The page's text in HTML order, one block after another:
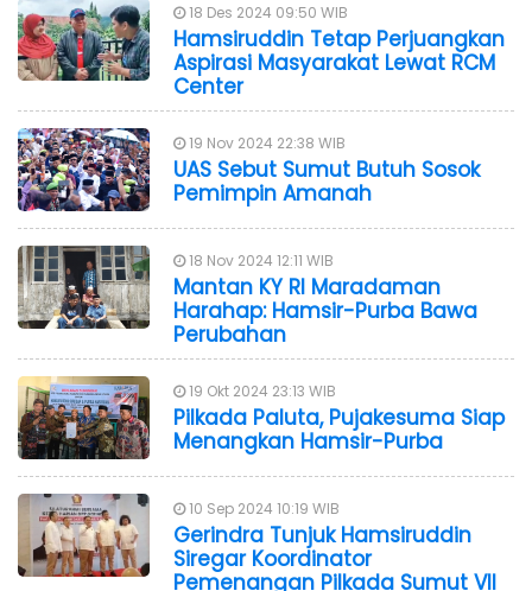
18 Des 2024 09:50 WIB
Hamsiruddin Tetap Perjuangkan
Aspirasi Masyarakat Lewat RCM
Center
19 Nov 2024 22:38 WIB
UAS Sebut Sumut Butuh Sosok
Pemimpin Amanah
18 Nov 2024 12:11 WIB
Mantan KY RI Maradaman
Harahap: Hamsir-Purba Bawa
Perubahan
19 Okt 2024 23:13 WIB
Pilkada Paluta, Pujakesuma Siap
Menangkan Hamsir-Purba
10 Sep 2024 10:19 WIB
Gerindra Tunjuk Hamsiruddin
Siregar Koordinator
Pemenangan Pilkada Sumut VII